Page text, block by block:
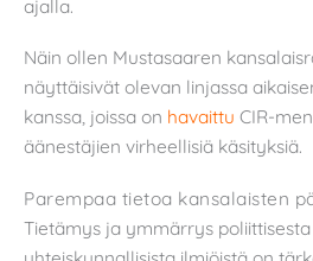
ajalla.
Näin ollen Mustasaaren
näyttäisivät olevan linjassa
kanssa, joissa on havaittu CIR-
äänestäjien virheellisiä käsityksiä.
Parempaa tietoa kansalaisten
Tietämys ja ymmärrys